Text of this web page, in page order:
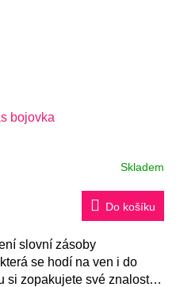
bojovka
Skladem
Do košíku
slovní zásoby
se hodí na ven i do
si zopakujete své znalosti a